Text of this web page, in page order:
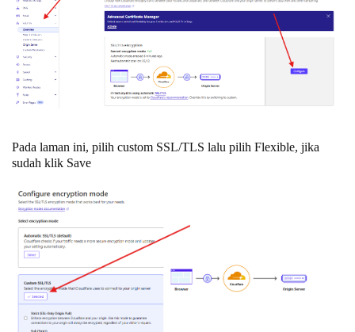
Pada laman ini, pilih custom SSL/TLS lalu pilih Flexible, jika
sudah klik Save